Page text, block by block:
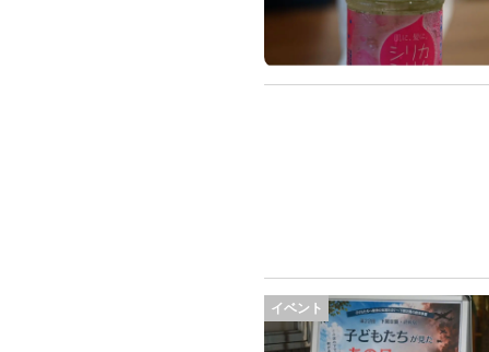
イベント